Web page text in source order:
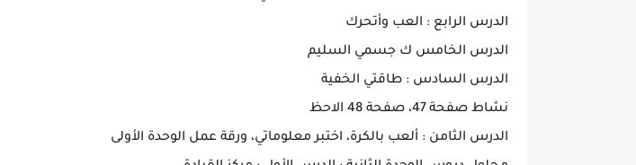
الدرس الرابع : العب وأتحرك
الدرس الخامس ك جسمي السليم
الدرس السادس : طاقتي الخفية
نشاط صفحة 47، صفحة 48 الاحظ
الدرس الثامن : ألعب بالكرة، اختبر معلوماتي، ورقة عمل الوحدة الأولى